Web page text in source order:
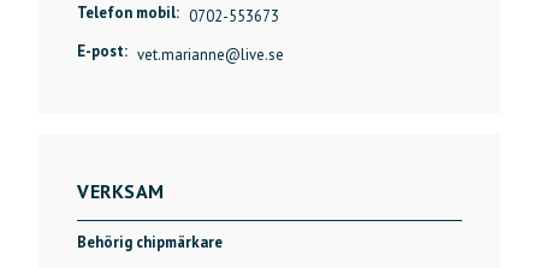
Telefon mobil: 0702-553673
E-post: vet.marianne@live.se
VERKSAM
Behörig chipmärkare